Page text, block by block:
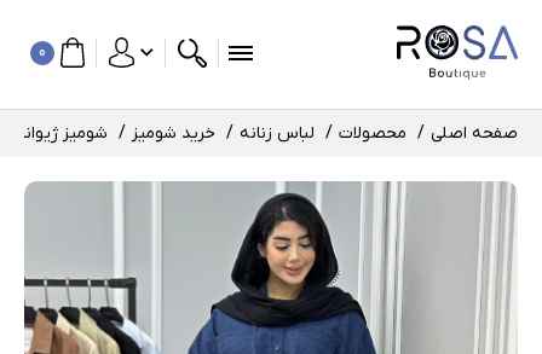
0
صفحه اصلی محصولات لباس زنانه خرید شومیز شومیز ژیوانا کد :